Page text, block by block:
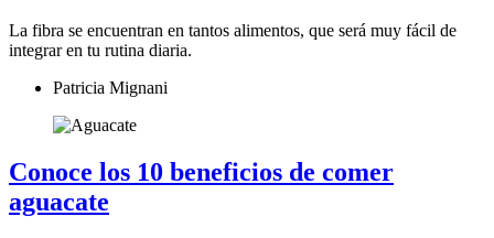
La fibra se encuentran en tantos alimentos, que será muy fácil de
integrar en tu rutina diaria.
Patricia Mignani
Conoce los 10 beneficios de comer
aguacate